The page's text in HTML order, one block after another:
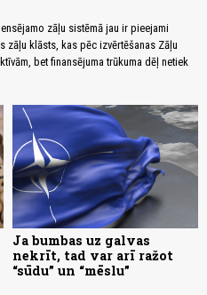
zāļu sistēmā jau ir pieejami
zāļu klāsts, kas pēc izvērtēšanas Zāļu
bet finansējuma trūkuma dēļ netiek
Ja bumbas uz galvas
nekrīt, tad var arī ražot
“sūdu” un “mēslu”